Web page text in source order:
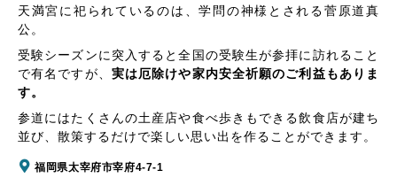
天満宮に祀られているのは、学問の神様とされる菅原道真
公。
受験シーズンに突入すると全国の受験生が参拝に訪れること
で有名ですが、 実は厄除けや家内安全祈願のご利益もありま
す。
参道にはたくさんの土産店や食べ歩きもできる飲食店が建ち
並び、散策するだけで楽しい思い出を作ることができます。
福岡県太宰府市宰府4-7-1